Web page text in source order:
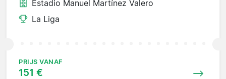
Estadio Manuel Martínez Valero
La Liga
PRIJS VANAF
151 €